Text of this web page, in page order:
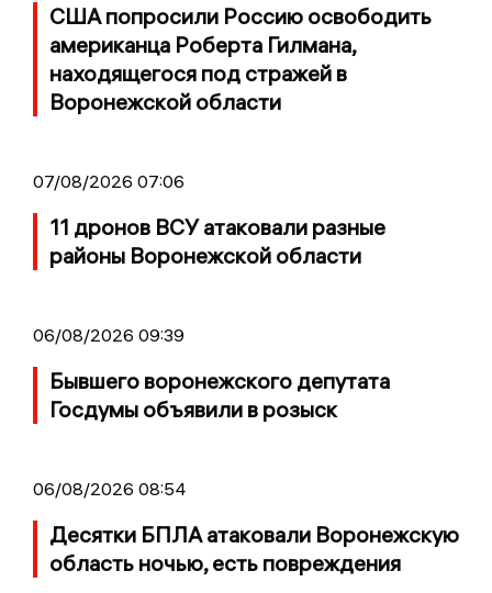
США попросили Россию освободить
американца Роберта Гилмана,
находящегося под стражей в
Воронежской области
07/08/2026 07:06
11 дронов ВСУ атаковали разные
районы Воронежской области
06/08/2026 09:39
Бывшего воронежского депутата
Госдумы объявили в розыск
06/08/2026 08:54
Десятки БПЛА атаковали Воронежскую
область ночью, есть повреждения